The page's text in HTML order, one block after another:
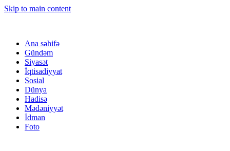
Skip to main content
Ana səhifə
Gündəm
Siyasət
İqtisadiyyat
Sosial
Dünya
Hadisə
Mədəniyyət
İdman
Foto